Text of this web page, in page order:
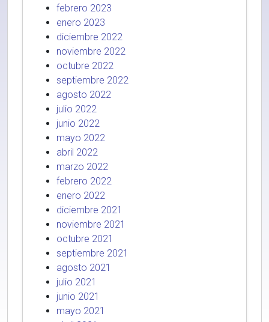
febrero 2023
enero 2023
diciembre 2022
noviembre 2022
octubre 2022
septiembre 2022
agosto 2022
julio 2022
junio 2022
mayo 2022
abril 2022
marzo 2022
febrero 2022
enero 2022
diciembre 2021
noviembre 2021
octubre 2021
septiembre 2021
agosto 2021
julio 2021
junio 2021
mayo 2021